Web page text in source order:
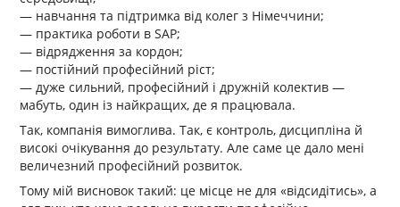
— навчання та підтримка від колег з Німеччини;
— практика роботи в SAP;
— відрядження за кордон;
— постійний професійний ріст;
— дуже сильний, професійний і дружній колектив —
мабуть, один із найкращих, де я працювала.
Так, компанія вимоглива. Так, є контроль, дисципліна й
високі очікування до результату. Але саме це дало мені
величезний професійний розвиток.
Тому мій висновок такий: це місце не для «відсидітись», а